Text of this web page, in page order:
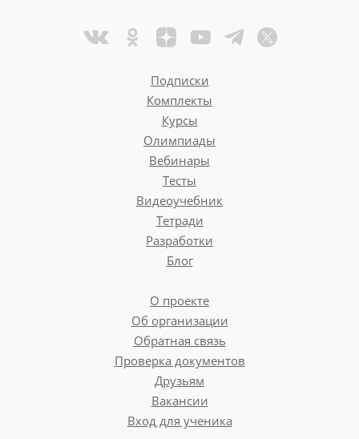
Подписки
Комплекты
Курсы
Олимпиады
Вебинары
Тесты
Видеоучебник
Тетради
Разработки
Блог
О проекте
Об организации
Обратная связь
Проверка документов
Друзьям
Вакансии
Вход для ученика